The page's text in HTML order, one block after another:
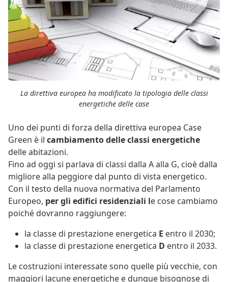
La direttiva europea ha modificato la tipologia delle classi
energetiche delle case
Uno dei punti di forza della direttiva europea Case
Green è il cambiamento delle classi energetiche
delle abitazioni.
Fino ad oggi si parlava di classi dalla A alla G, cioè dalla
migliore alla peggiore dal punto di vista energetico.
Con il testo della nuova normativa del Parlamento
Europeo, per gli edifici residenziali le cose cambiamo
poiché dovranno raggiungere:
la classe di prestazione energetica E entro il 2030;
la classe di prestazione energetica D entro il 2033.
Le costruzioni interessate sono quelle più vecchie, con
maggiori lacune energetiche e dunque bisognose di